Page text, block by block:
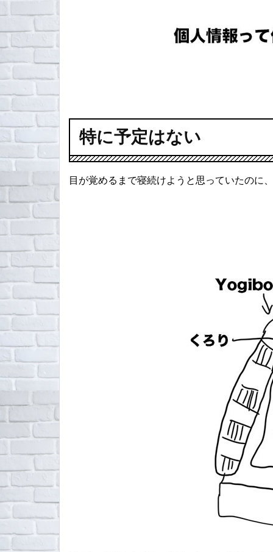
特に予定はない
目が覚めるまで寝続けようと思っていたのに